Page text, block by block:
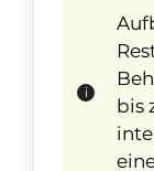
bis